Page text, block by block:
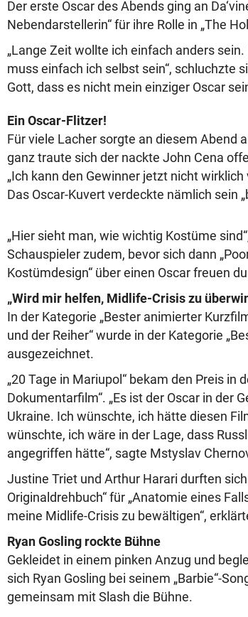
Der erste Oscar des Abends ging an
Nebendarstellerin“ für ihre Rolle in „The
„Lange Zeit wollte ich einfach anders
muss einfach ich selbst sein“, schluchzte
Gott, dass es nicht mein einziger Oscar
Ein Oscar-Flitzer!
Für viele Lacher sorgte an diesem Abend
ganz traute sich der nackte John Cena
„Ich kann den Gewinner jetzt nicht
Das Oscar-Kuvert verdeckte nämlich sein
„Hier sieht man, wie wichtig Kostüme
Schauspieler zudem, bevor sich dann
Kostümdesign“ über einen Oscar freuen
„Wird mir helfen, Midlife-Crisis zu
In der Kategorie „Bester animierter
und der Reiher“ wurde in der Kategorie
ausgezeichnet.
„20 Tage in Mariupol“ bekam den Preis in
Dokumentarfilm“. „Es ist der Oscar in der
Ukraine. Ich wünschte, ich hätte diesen
wünschte, ich wäre in der Lage, dass
angegriffen hätte“, sagte Mstyslav
Justine Triet und Arthur Harari durften
Originaldrehbuch“ für „Anatomie eines
meine Midlife-Crisis zu bewältigen“,
Ryan Gosling rockte Bühne
Gekleidet in einem pinken Anzug und
sich Ryan Gosling bei seinem „Barbie“-
gemeinsam mit Slash die Bühne.